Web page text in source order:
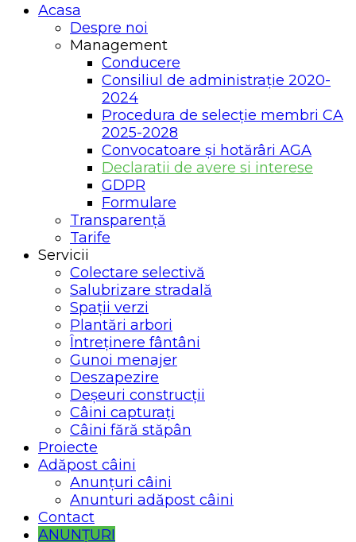
Acasa
Despre noi
Management
Conducere
Consiliul de administrație 2020-
2024
Procedura de selecție membri CA
2025-2028
Convocatoare și hotărâri AGA
Declaratii de avere si interese
GDPR
Formulare
Transparență
Tarife
Servicii
Colectare selectivă
Salubrizare stradală
Spații verzi
Plantări arbori
Întreținere fântâni
Gunoi menajer
Deszapezire
Deșeuri construcții
Câini capturați
Câini fără stăpân
Proiecte
Adăpost câini
Anunțuri câini
Anunturi adăpost câini
Contact
ANUNȚURI